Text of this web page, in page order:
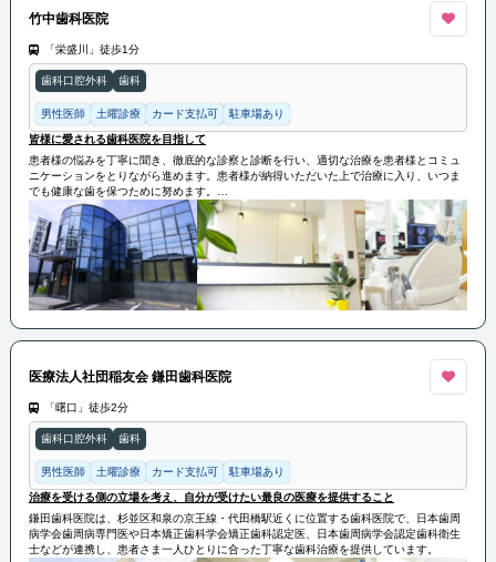
竹中歯科医院
「栄盛川」徒歩1分
歯科口腔外科 歯科
男性医師 土曜診療 カード支払可 駐車場あり
皆様に愛される歯科医院を目指して
患者様の悩みを丁寧に聞き、徹底的な診察と診断を行い、適切な治療を患者様とコミュ
ニケーションをとりながら進めます。患者様が納得いただいた上で治療に入り、いつま
でも健康な歯を保つために努めます。
また、できるだけ痛みの少ない治療をご提供するために、当院では日々進化する歯科医
療に対して医師自身が学びつづけること、新しい機材・設備の導入を積極的に行ってい
ます。
医療法人社団稲友会 鎌田歯科医院
「曙口」徒歩2分
歯科口腔外科 歯科
男性医師 土曜診療 カード支払可 駐車場あり
治療を受ける側の立場を考え、自分が受けたい最良の医療を提供すること
鎌田歯科医院は、杉並区和泉の京王線・代田橋駅近くに位置する歯科医院で、日本歯周
病学会歯周病専門医や日本矯正歯科学会矯正歯科認定医、日本歯周病学会認定歯科衛生
士などが連携し、患者さま一人ひとりに合った丁寧な歯科治療を提供しています。